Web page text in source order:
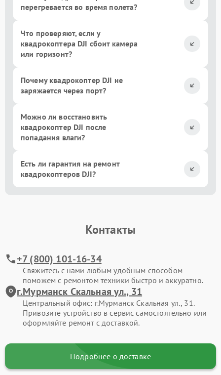
перегревается во время полета?
Что проверяют, если у
квадрокоптера DJI сбоит камера
или горизонт?
Почему квадрокоптер DJI не
заряжается через порт?
Можно ли восстановить
квадрокоптер DJI после
попадания влаги?
Есть ли гарантия на ремонт
квадрокоптеров DJI?
Контакты
+7 (800) 101-16-34
Свяжитесь с нами любым удобным способом —
поможем с ремонтом техники быстро и аккуратно.
г.Мурманск Скальная ул., 31
Центральный офис: г.Мурманск Скальная ул., 31.
Привозите устройство в сервис самостоятельно или
оформляйте ремонт с доставкой.
Подробнее о доставке